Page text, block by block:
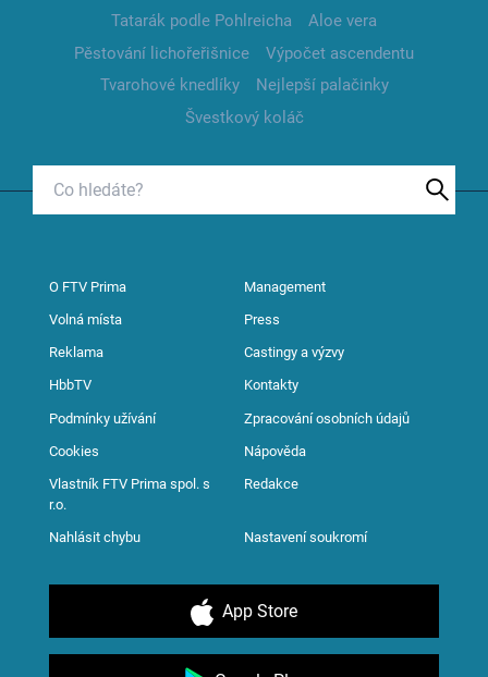
Tatarák podle Pohlreicha
Aloe vera
Pěstování lichořeřišnice
Výpočet ascendentu
Tvarohové knedlíky
Nejlepší palačinky
Švestkový koláč
O FTV Prima Management
Volná místa Press
Reklama Castingy a výzvy
HbbTV Kontakty
Podmínky užívání Zpracování osobních údajů
Cookies Nápověda
Vlastník FTV Prima spol. s
r.o.
Redakce
Nahlásit chybu Nastavení soukromí
App Store